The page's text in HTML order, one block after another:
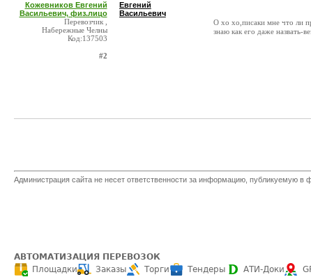
Кожевников Евгений
Васильевич, физ.лицо
Перевозчик ,
Набережные Челны
Код:137503
#2
Евгений
Васильевич
О хо хо,писаки мне что ли
знаю как его даже назвать-
Администрация сайта не несет ответственности за информацию, публикуемую
АВТОМАТИЗАЦИЯ ПЕРЕВОЗОК
Площадки
Заказы Торги Тендеры АТИ-Доки